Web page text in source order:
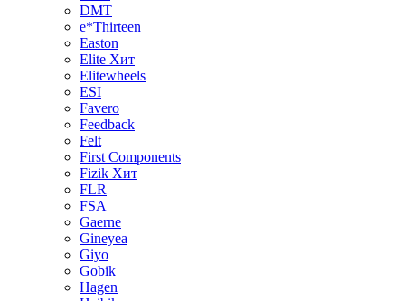
DMT
e*Thirteen
Easton
Elite Хит
Elitewheels
ESI
Favero
Feedback
Felt
First Components
Fizik Хит
FLR
FSA
Gaerne
Gineyea
Giyo
Gobik
Hagen